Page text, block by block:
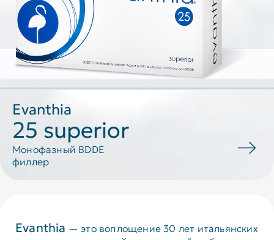
Evanthia
25 superior
Монофазный BDDE
филлер
Evanthia — это воплощение 30 лет итальянских